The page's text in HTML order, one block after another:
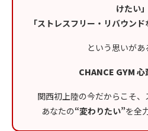
けたい」
「ストレスフリー・リバウン
という思いがあ
CHANCE GYM 心
関西初上陸の今だからこそ、
あなたの“変わりたい”を全